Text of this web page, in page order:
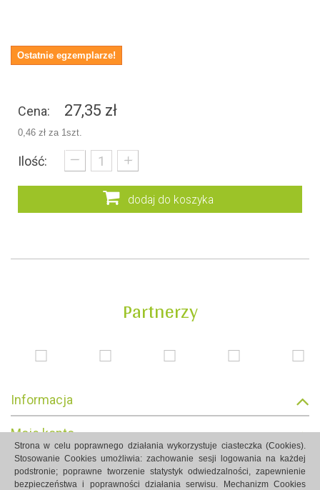
Strona w celu poprawnego działania wykorzystuje ciasteczka (Cookies).
Stosowanie Cookies umożliwia: zachowanie sesji logowania na każdej
podstronie; poprawne tworzenie statystyk odwiedzalności, zapewnienie
bezpieczeństwa i poprawności działania serwisu. Mechanizm Cookies
Ostatnie egzemplarze!
Cena: 27,35 zł
0,46 zł za 1szt.
Ilość:
_ +
dodaj do koszyka
Partnerzy
Informacja
Moje konto
Informacja o sklepie